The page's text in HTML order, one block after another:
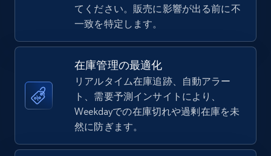
URL, Title, Available, Description, Currency, Initial
price, Final price, Discount percent, and more.
5.4K+ 668+ 今すぐ始める
てください。販売に影響が出る前に不
一致を特定します。
在庫管理の最適化
リアルタイム在庫追跡、自動アラー
ト、需要予測インサイトにより、
Weekdayでの在庫切れや過剰在庫を未
然に防ぎます。